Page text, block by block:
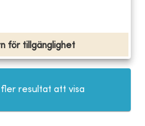
för tillgänglighet
fler resultat att visa